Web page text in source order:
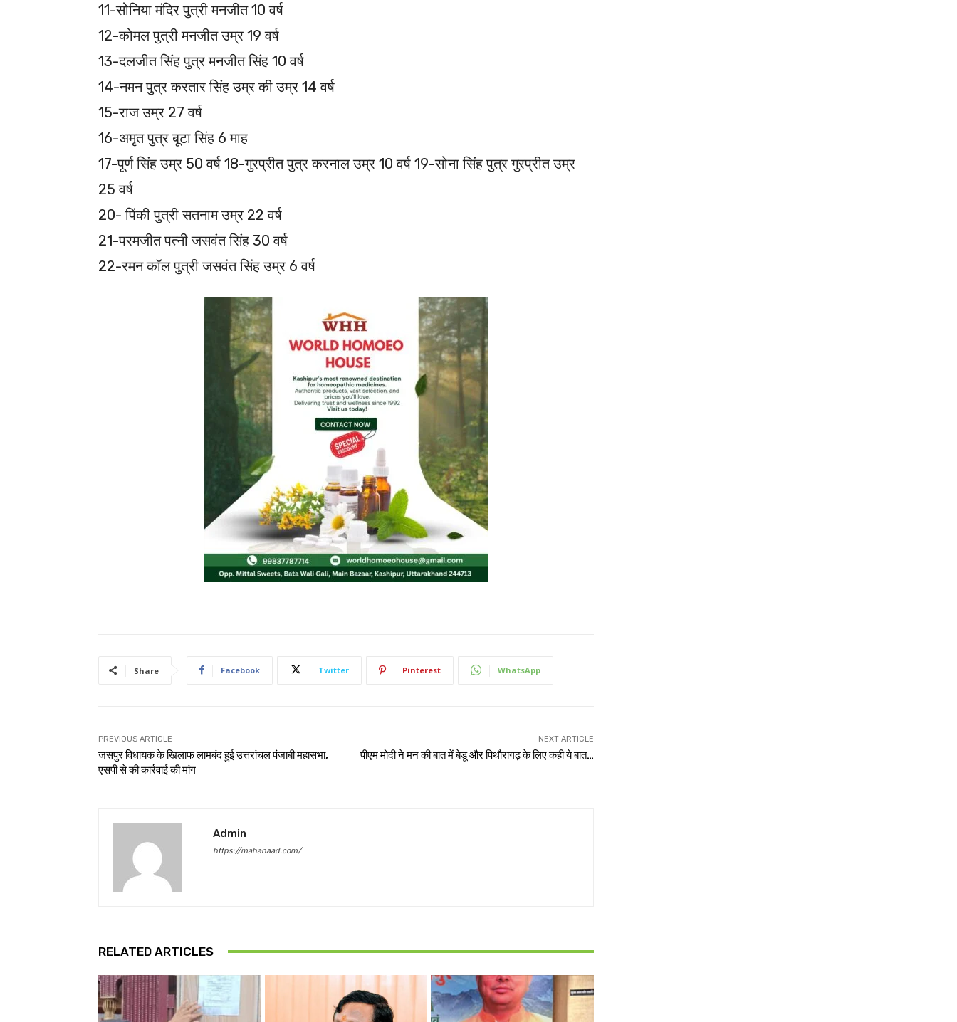
11-सोनिया मंदिर पुत्री मनजीत 10 वर्ष
12-कोमल पुत्री मनजीत उम्र 19 वर्ष
13-दलजीत सिंह पुत्र मनजीत सिंह 10 वर्ष
14-नमन पुत्र करतार सिंह उम्र की उम्र 14 वर्ष
15-राज उम्र 27 वर्ष
16-अमृत पुत्र बूटा सिंह 6 माह
17-पूर्ण सिंह उम्र 50 वर्ष 18-गुरप्रीत पुत्र करनाल उम्र 10 वर्ष 19-सोना सिंह पुत्र गुरप्रीत उम्र
25 वर्ष
20- पिंकी पुत्री सतनाम उम्र 22 वर्ष
21-परमजीत पत्नी जसवंत सिंह 30 वर्ष
22-रमन कॉल पुत्री जसवंत सिंह उम्र 6 वर्ष
Share Facebook Twitter Pinterest WhatsApp
PREVIOUS ARTICLE
जसपुर विधायक के खिलाफ लामबंद हुई उत्तरांचल पंजाबी महासभा,
एसपी से की कार्रवाई की मांग
NEXT ARTICLE
पीएम मोदी ने मन की बात में बेडू और पिथौरागढ़ के लिए कही ये बात…
Admin
https://mahanaad.com/
RELATED ARTICLES